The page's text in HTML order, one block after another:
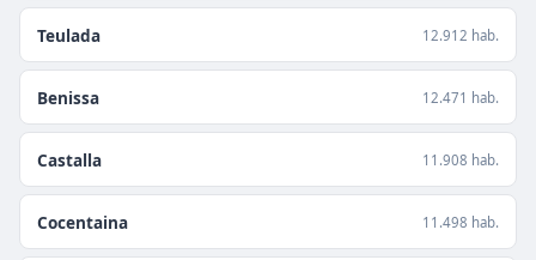
Teulada 12.912 hab.
Benissa 12.471 hab.
Castalla 11.908 hab.
Cocentaina 11.498 hab.